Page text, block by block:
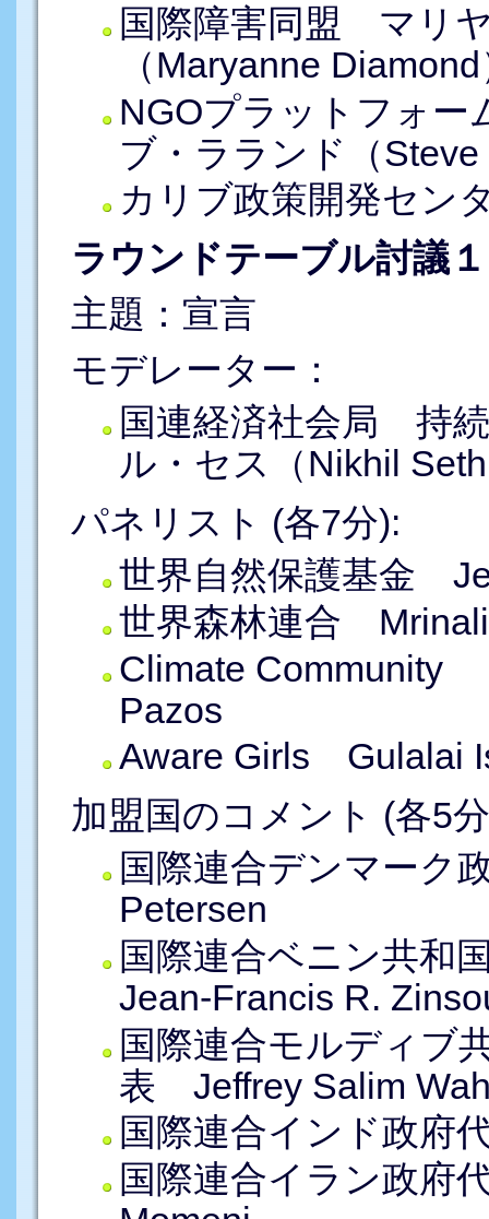
国際障害同盟 マリ
（Maryanne
NGOプラットフォ
ブ・ラランド（
カリブ政策開発セン
ラウンドテーブル討議
主題：宣言
モデレーター：
国連経済社会局 持
ル・セス（Nikhil
パネリスト (各7分):
世界自然保護基金
世界森林連合
Climate Community
Pazos
Aware Girls Gulalai
加盟国のコメント (各5
国際連合デンマー
Petersen
国際連合ベニン共
Jean-Francis R.
国際連合モルディブ
表 Jeffrey Salim
国際連合インド政
国際連合イラン政府